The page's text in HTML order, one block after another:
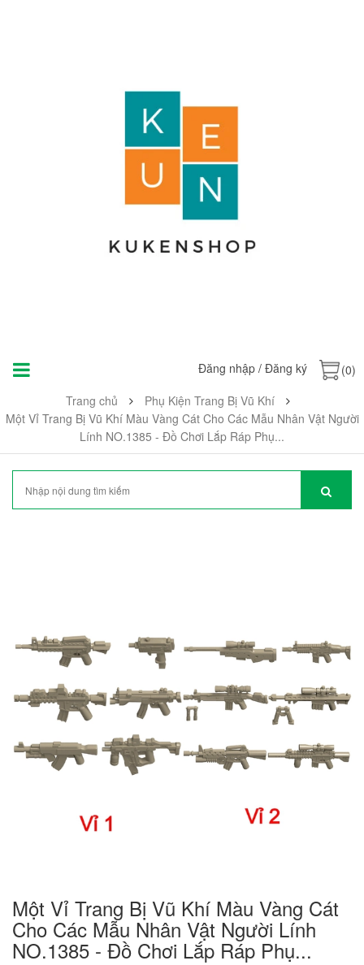
Đăng nhập / Đăng ký
(0)
Trang chủ
Phụ Kiện Trang Bị Vũ Khí
Một Vỉ Trang Bị Vũ Khí Màu Vàng Cát Cho Các Mẫu Nhân Vật Người
Lính NO.1385 - Đồ Chơi Lắp Ráp Phụ...
Một Vỉ Trang Bị Vũ Khí Màu Vàng Cát
Cho Các Mẫu Nhân Vật Người Lính
NO.1385 - Đồ Chơi Lắp Ráp Phụ...